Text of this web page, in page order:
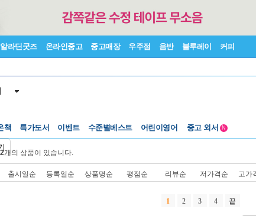
알라딘굿즈 온라인중고 중고매장 우주점 음반 블루레이 커피
책 특가도서 이벤트
수준별베스트
어린이영어
중고 외서
N
개의 상품이 있습니다.
출시일순 등록일순 상품명순 평점순 리뷰순 저가격순 고가
1 2 3 4 끝